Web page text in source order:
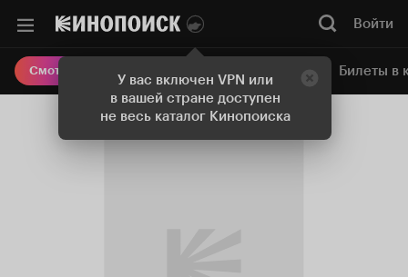
У вас включен VPN или
в вашей стране доступен
не весь каталог Кинопоиска
Войти
Смотреть кино Онлайн-кинотеатр Билеты в